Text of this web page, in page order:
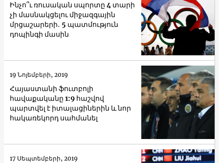
Ինչո՞ւ ռուսական սպորտը 4 տարի
չի մասնակցելու միջազգային
մրցաշարերի․ 5 պատմություն
դոպինգի մասին
Հայաստանի ֆուտբոլի
հավաքականը 1:9 հաշվով
պարտվել է իտալացիներին և նոր
հակառեկորդ սահմանել
19 Նոյեմբերի, 2019
17 Սեպտեմբերի, 2019